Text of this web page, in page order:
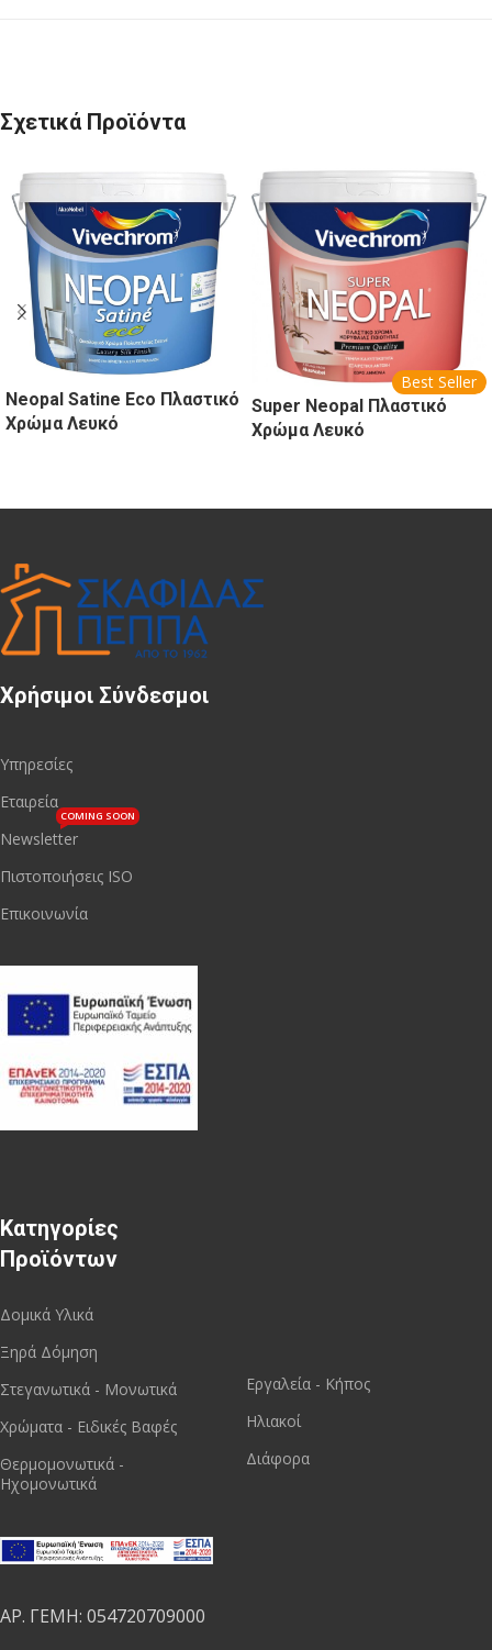
Σχετικά Προϊόντα
Neopal Satine Eco Πλαστικό
Χρώμα Λευκό
Best Seller
Super Neopal Πλαστικό
Χρώμα Λευκό
Χρήσιμοι Σύνδεσμοι
Υπηρεσίες
Εταιρεία
Newsletter
COMING SOON
Πιστοποιήσεις ISO
Επικοινωνία
Κατηγορίες
Προϊόντων
Δομικά Υλικά
Ξηρά Δόμηση
Στεγανωτικά - Μονωτικά
Χρώματα - Ειδικές Βαφές
Θερμομονωτικά -
Ηχομονωτικά
ΑΡ. ΓΕΜΗ: 054720709000
Εργαλεία - Κήπος
Ηλιακοί
Διάφορα